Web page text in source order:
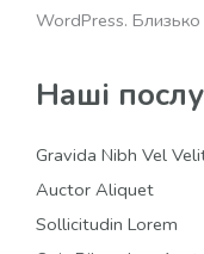
WordPress. Близько
Наші
Gravida Nibh Vel
Auctor Aliquet
Sollicitudin Lorem